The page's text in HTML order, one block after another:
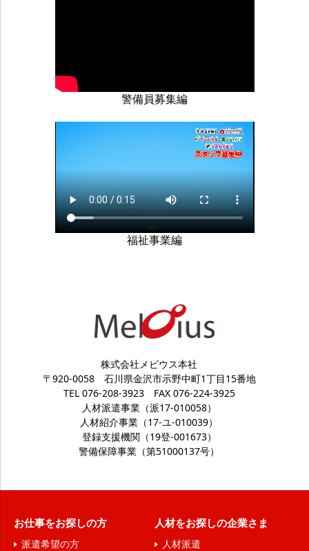
警備員募集編
福祉事業編
株式会社メビウス本社
〒920-0058 石川県金沢市示野中町1丁目15番地
TEL 076-208-3923FAX 076-224-3925
人材派遣事業（派17-010058）
人材紹介事業（17-ユ-010039）
登録支援機関（19登-001673）
警備保障事業（第51000137号）
お仕事をお探しの方
派遣希望の方
人材をお探しの企業さま
人材派遣